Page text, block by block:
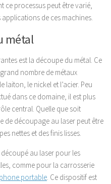
ce processus peut être varié,
de ces machines.
métal
est la découpe du métal. Ce
nombre de métaux
laiton, le nickel et l’acier. Peu
dans ce domaine, il est plus
central. Quelle que soit
de découpage au laser peut être
nettes et des finis lisses.
au laser pour les
comme pour la carrosserie
portable. Ce dispositif est